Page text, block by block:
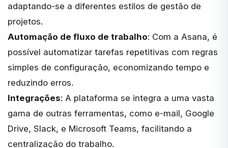
adaptando-se a diferentes estilos de gestão de
projetos.
Automação de fluxo de trabalho: Com a Asana, é
possível automatizar tarefas repetitivas com regras
simples de configuração, economizando tempo e
reduzindo erros.
Integrações: A plataforma se integra a uma vasta
gama de outras ferramentas, como e-mail, Google
Drive, Slack, e Microsoft Teams, facilitando a
centralização do trabalho.